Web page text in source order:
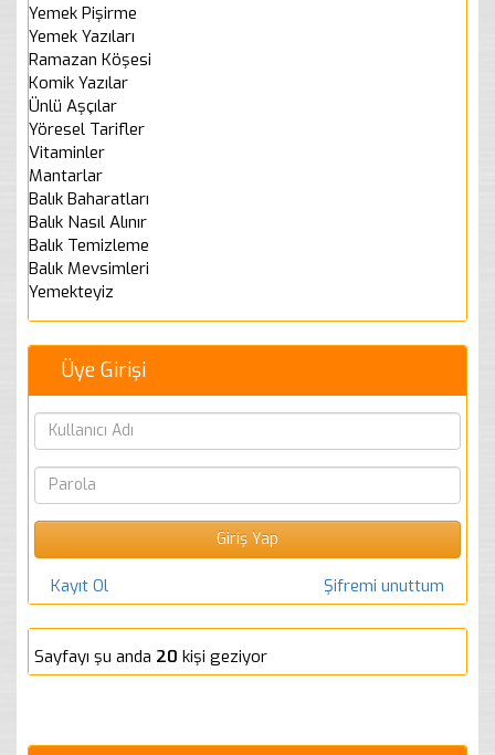
Yemek Pişirme
Yemek Yazıları
Ramazan Köşesi
Komik Yazılar
Ünlü Aşçılar
Yöresel Tarifler
Vitaminler
Mantarlar
Balık Baharatları
Balık Nasıl Alınır
Balık Temizleme
Balık Mevsimleri
Yemekteyiz
Üye Girişi
Kayıt Ol Şifremi unuttum
Sayfayı şu anda 20 kişi geziyor